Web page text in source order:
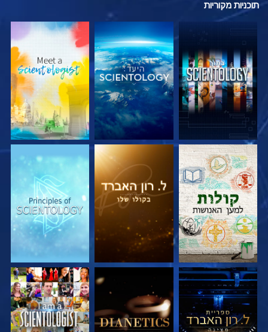
תוכניות מקוריות
בדוק את הסדרה בדוק את הסדרה בדוק את הסדרה
בדוק את הסדרה בדוק את הסדרה צפה